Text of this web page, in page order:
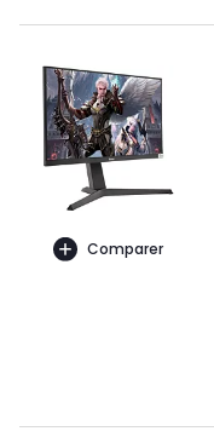
Comparer